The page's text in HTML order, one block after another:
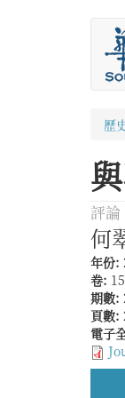
您
在
這
裡
歷
評論
何
年份:
卷: 15
期數:
頁數:
電子